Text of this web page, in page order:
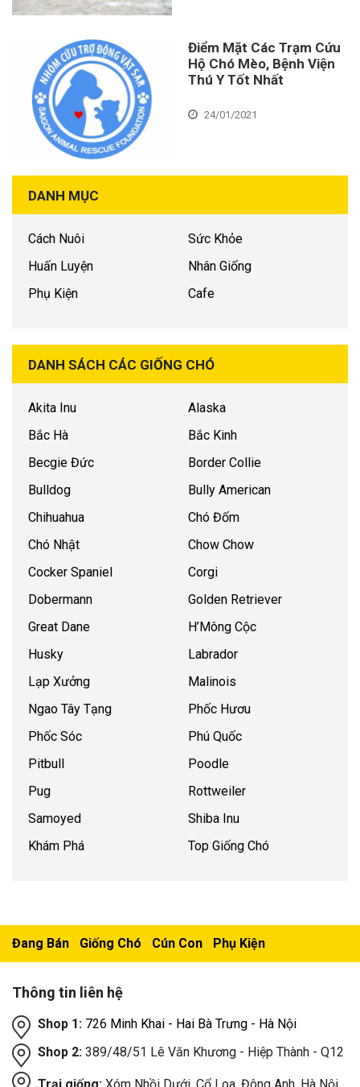
Điểm Mặt Các Trạm Cứu
Hộ Chó Mèo, Bệnh Viện
Thú Y Tốt Nhất
24/01/2021
DANH MỤC
Cách Nuôi
Sức Khỏe
Huấn Luyện
Nhân Giống
Phụ Kiện
Cafe
DANH SÁCH CÁC GIỐNG CHÓ
Akita Inu
Alaska
Bắc Hà
Bắc Kinh
Becgie Đức
Border Collie
Bulldog
Bully American
Chihuahua
Chó Đốm
Chó Nhật
Chow Chow
Cocker Spaniel
Corgi
Dobermann
Golden Retriever
Great Dane
H’Mông Cộc
Husky
Labrador
Lạp Xưởng
Malinois
Ngao Tây Tạng
Phốc Hươu
Phốc Sóc
Phú Quốc
Pitbull
Poodle
Pug
Rottweiler
Samoyed
Shiba Inu
Khám Phá
Top Giống Chó
Đang Bán Giống Chó Cún Con Phụ Kiện
Thông tin liên hệ
Shop 1: 726 Minh Khai - Hai Bà Trưng - Hà Nội
Shop 2: 389/48/51 Lê Văn Khương - Hiệp Thành - Q12